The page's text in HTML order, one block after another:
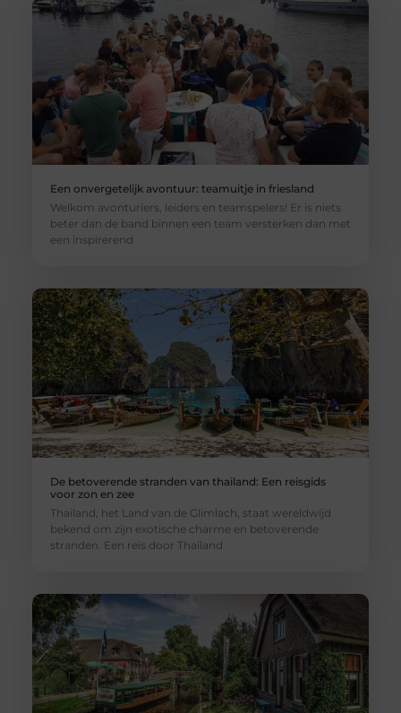
Een onvergetelijk avontuur: teamuitje in friesland
Welkom avonturiers, leiders en teamspelers! Er is niets
beter dan de band binnen een team versterken dan met
een inspirerend
De betoverende stranden van thailand: Een reisgids
voor zon en zee
Thailand, het Land van de Glimlach, staat wereldwijd
bekend om zijn exotische charme en betoverende
stranden. Een reis door Thailand